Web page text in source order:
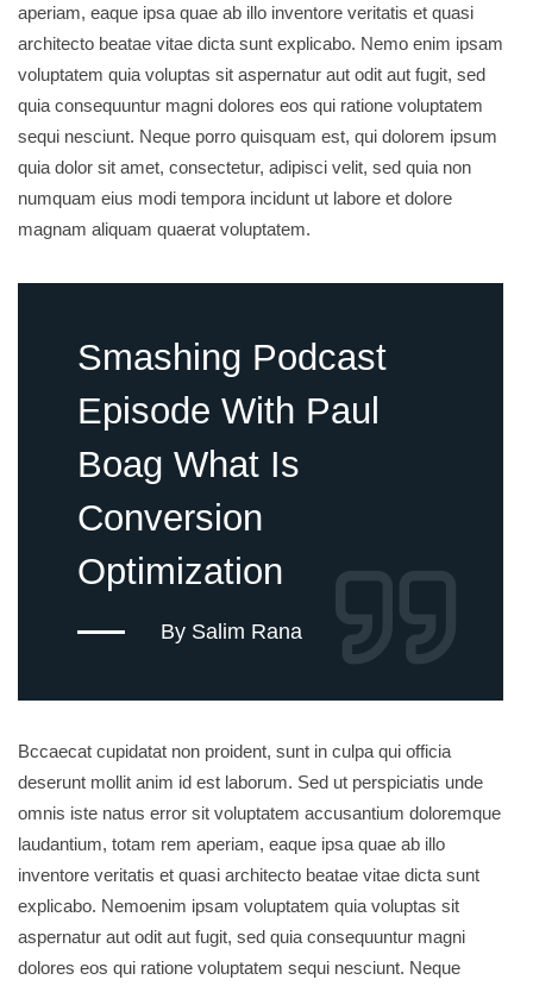
aperiam, eaque ipsa quae ab illo inventore veritatis et quasi
architecto beatae vitae dicta sunt explicabo. Nemo enim ipsam
voluptatem quia voluptas sit aspernatur aut odit aut fugit, sed
quia consequuntur magni dolores eos qui ratione voluptatem
sequi nesciunt. Neque porro quisquam est, qui dolorem ipsum
quia dolor sit amet, consectetur, adipisci velit, sed quia non
numquam eius modi tempora incidunt ut labore et dolore
magnam aliquam quaerat voluptatem.
Smashing Podcast
Episode With Paul
Boag What Is
Conversion
Optimization
By Salim Rana
Bccaecat cupidatat non proident, sunt in culpa qui officia
deserunt mollit anim id est laborum. Sed ut perspiciatis unde
omnis iste natus error sit voluptatem accusantium doloremque
laudantium, totam rem aperiam, eaque ipsa quae ab illo
inventore veritatis et quasi architecto beatae vitae dicta sunt
explicabo. Nemoenim ipsam voluptatem quia voluptas sit
aspernatur aut odit aut fugit, sed quia consequuntur magni
dolores eos qui ratione voluptatem sequi nesciunt. Neque